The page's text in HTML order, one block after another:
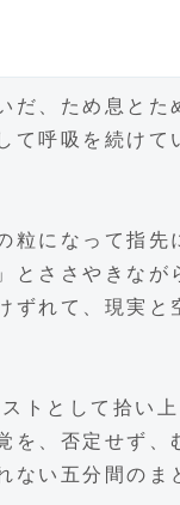
、ため息とた
呼吸を続け
になって指
ささやきなが
れて、現実と
トとして拾い
、否定せず、
い五分間のま